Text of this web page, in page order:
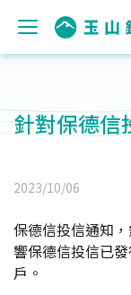
針對保德信
2023/10/06
保德信投信通知
響保德信投信已
戶。